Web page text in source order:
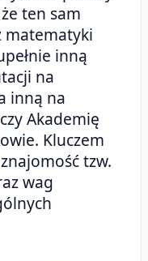
ten sam
matematyki
inną
na
inną na
Akademię
Kluczem
tzw.
wag